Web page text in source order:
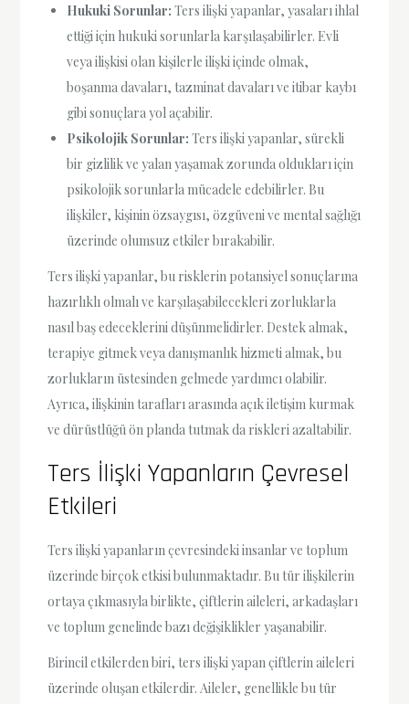
Hukuki Sorunlar: Ters ilişki yapanlar, yasaları ihlal
ettiği için hukuki sorunlarla karşılaşabilirler. Evli
veya ilişkisi olan kişilerle ilişki içinde olmak,
boşanma davaları, tazminat davaları ve itibar kaybı
gibi sonuçlara yol açabilir.
Psikolojik Sorunlar: Ters ilişki yapanlar, sürekli
bir gizlilik ve yalan yaşamak zorunda oldukları için
psikolojik sorunlarla mücadele edebilirler. Bu
ilişkiler, kişinin özsaygısı, özgüveni ve mental sağlığı
üzerinde olumsuz etkiler bırakabilir.
Ters ilişki yapanlar, bu risklerin potansiyel sonuçlarına
hazırlıklı olmalı ve karşılaşabilecekleri zorluklarla
nasıl baş edeceklerini düşünmelidirler. Destek almak,
terapiye gitmek veya danışmanlık hizmeti almak, bu
zorlukların üstesinden gelmede yardımcı olabilir.
Ayrıca, ilişkinin tarafları arasında açık iletişim kurmak
ve dürüstlüğü ön planda tutmak da riskleri azaltabilir.
Ters İlişki Yapanların Çevresel
Etkileri
Ters ilişki yapanların çevresindeki insanlar ve toplum
üzerinde birçok etkisi bulunmaktadır. Bu tür ilişkilerin
ortaya çıkmasıyla birlikte, çiftlerin aileleri, arkadaşları
ve toplum genelinde bazı değişiklikler yaşanabilir.
Birincil etkilerden biri, ters ilişki yapan çiftlerin aileleri
üzerinde oluşan etkilerdir. Aileler, genellikle bu tür